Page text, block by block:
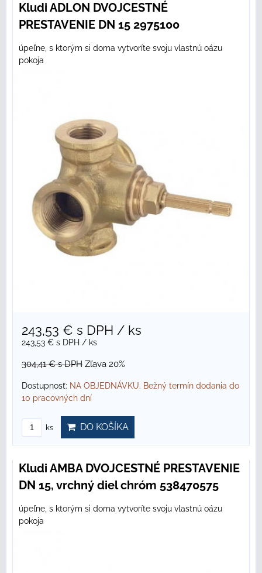
Kludi ADLON DVOJCESTNÉ
PRESTAVENIE DN 15 2975100
úpeľne, s ktorým si doma vytvoríte svoju vlastnú oázu
pokoja
243,53 € s DPH / ks
243,53 € s DPH / ks
304,41 €s DPH Zľava 20%
Dostupnosť: NA OBJEDNÁVKU. Bežný termín dodania do
10 pracovných dní
ks DO KOŠÍKA
Kludi AMBA DVOJCESTNÉ PRESTAVENIE
DN 15, vrchný diel chróm 538470575
úpeľne, s ktorým si doma vytvoríte svoju vlastnú oázu
pokoja